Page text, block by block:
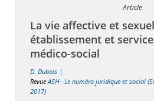
Article
La vie affective et
établissement et
médico-social
D. Dubois |
Revue ASH - Le numéro juridique et social
2017)